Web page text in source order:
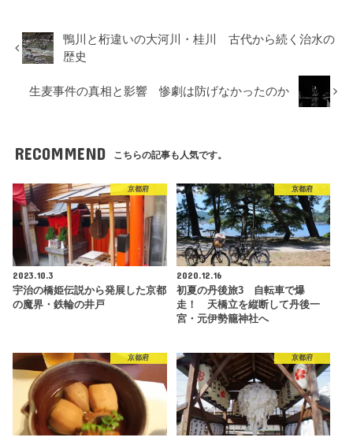
鴨川と桁違いの大河川・桂川 古代から続く治水の
歴史
生麦事件の真相と影響 惨劇は防げなかったのか
RECOMMEND こちらの記事も人気です。
京都府
2023.10.3
宇治の橋姫伝説から発展した京都
の魔界・鉄輪の井戸
京都府
2020.12.16
初夏の丹後旅3 自転車で爆
走！ 天橋立を縦断して丹後一
宮・元伊勢籠神社へ
京都府 京都府